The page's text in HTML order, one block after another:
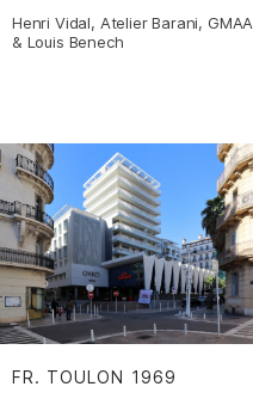
Henri Vidal, Atelier Barani, GMAA
& Louis Benech
FR. TOULON 1969